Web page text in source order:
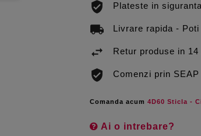
Plateste in
Livrare rapida -
Retur produse in
Comenzi prin
Comanda acum 4D60 Sticla -
Ai o intrebare?